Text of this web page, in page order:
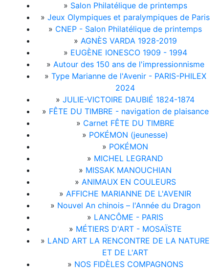
» Salon Philatélique de printemps
» Jeux Olympiques et paralympiques de Paris
» CNEP - Salon Philatélique de printemps
» AGNÈS VARDA 1928-2019
» EUGÈNE IONESCO 1909 - 1994
» Autour des 150 ans de l'impressionnisme
» Type Marianne de l'Avenir - PARIS-PHILEX
2024
» JULIE-VICTOIRE DAUBIÉ 1824-1874
» FÊTE DU TIMBRE - navigation de plaisance
» Carnet FÊTE DU TIMBRE
» POKÉMON (jeunesse)
» POKÉMON
» MICHEL LEGRAND
» MISSAK MANOUCHIAN
» ANIMAUX EN COULEURS
» AFFICHE MARIANNE DE L'AVENIR
» Nouvel An chinois – l'Année du Dragon
» LANCÔME - PARIS
» MÉTIERS D'ART - MOSAÏSTE
» LAND ART LA RENCONTRE DE LA NATURE
ET DE L'ART
» NOS FIDÈLES COMPAGNONS